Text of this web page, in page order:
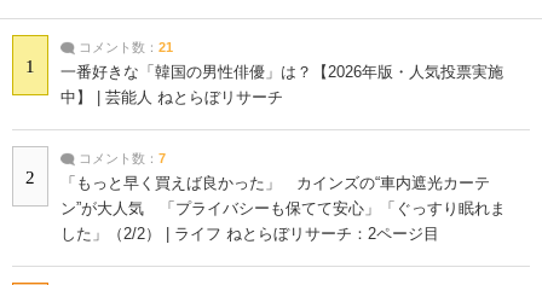
1
コメント数： 21
一番好きな「韓国の男性俳優」は？【2026年版・人気投票実施
中】 | 芸能人 ねとらぼリサーチ
2
コメント数： 7
「もっと早く買えば良かった」 カインズの“車内遮光カーテ
ン”が大人気 「プライバシーも保てて安心」「ぐっすり眠れま
した」（2/2） | ライフ ねとらぼリサーチ：2ページ目